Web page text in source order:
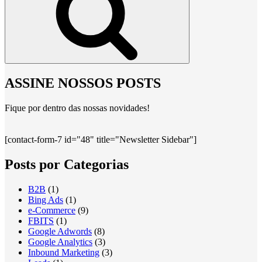
ASSINE NOSSOS POSTS
Fique por dentro das nossas novidades!
[contact-form-7 id="48" title="Newsletter Sidebar"]
Posts por Categorias
B2B (1)
Bing Ads (1)
e-Commerce (9)
FBITS (1)
Google Adwords (8)
Google Analytics (3)
Inbound Marketing (3)